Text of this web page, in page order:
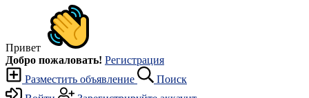
Привет
Добро пожаловать! Регистрация
Разместить объявление
Поиск